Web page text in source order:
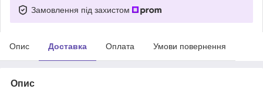
Замовлення під захистом
Опис Доставка Оплата Умови повернення
Опис